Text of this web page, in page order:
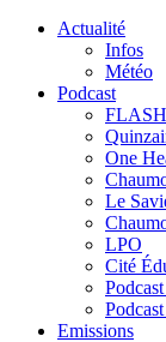
Actualité
Infos
Météo
Podcast
One
Le
LPO
Cité
Emissions